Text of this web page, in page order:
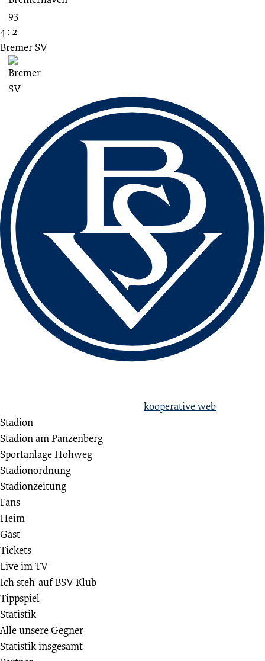
4 : 2
Bremer SV
kooperative web
Stadion
Stadion am Panzenberg
Sportanlage Hohweg
Stadionordnung
Stadionzeitung
Fans
Heim
Gast
Tickets
Live im TV
Ich steh' auf BSV Klub
Tippspiel
Statistik
Alle unsere Gegner
Statistik insgesamt